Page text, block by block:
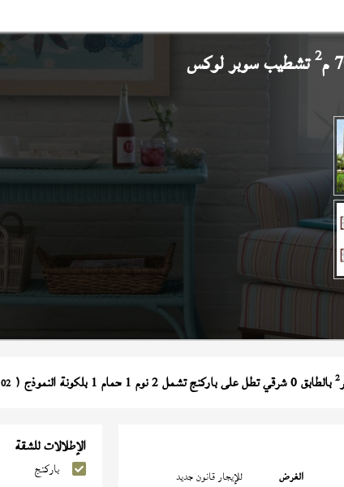
2تشطيب سوبر لوكس
2بالطابق 0 شرقي تطل على باركنج تشمل 2 نوم 1 حمام 1 بلكونة النموذج ( 02
الغرض
للإيجار قانون جديد
الإطلالات للشقة
باركنج